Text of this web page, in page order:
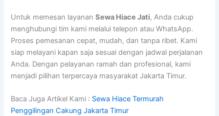
Untuk memesan layananSewa Hiace Jati, Anda cukup
menghubungi tim kami melalui telepon atau WhatsApp.
Proses pemesanan cepat, mudah, dan tanpa ribet. Kami
siap melayani kapan saja sesuai dengan jadwal perjalanan
Anda. Dengan pelayanan ramah dan profesional, kami
menjadi pilihan terpercaya masyarakat Jakarta Timur.
Baca Juga Artikel Kami : Sewa Hiace Termurah
Penggilingan Cakung Jakarta Timur